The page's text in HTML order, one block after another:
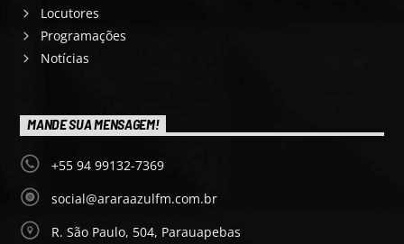
Locutores
Programações
Notícias
MANDE SUA MENSAGEM!
+55 94 99132-7369
social@araraazulfm.com.br
R. São Paulo, 504, Parauapebas